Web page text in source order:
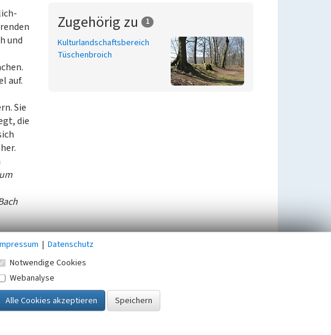
und
auf.
Sie
die
Zugehörig zu 1
Kulturlandschaftsbereich
Tüschenbroich
| Datenschutz
Notwendige Cookies
Webanalyse